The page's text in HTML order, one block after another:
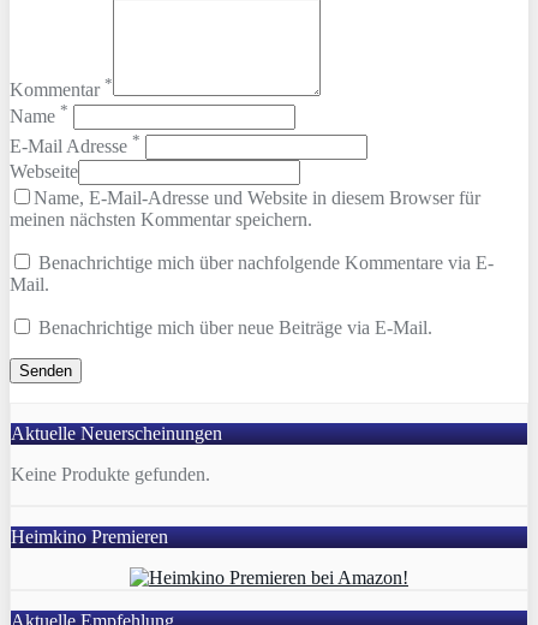
Kommentar *
Name *
E-Mail Adresse *
Webseite
Name, E-Mail-Adresse und Website in diesem Browser für
meinen nächsten Kommentar speichern.
Benachrichtige mich über nachfolgende Kommentare via E-
Mail.
Benachrichtige mich über neue Beiträge via E-Mail.
Aktuelle Neuerscheinungen
Keine Produkte gefunden.
Heimkino Premieren
Aktuelle Empfehlung